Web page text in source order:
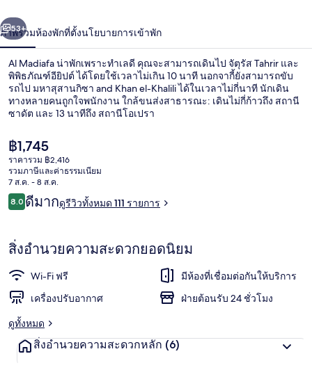
า
ถัดไป
53+
ภาพรวมห้องพักที่ตั้งนโยบายการเข้าพัก
Al Madiafa น่าพักเพราะทำเลดี คุณจะสามารถเดินไป จัตุรัส Tahrir และ
พิพิธภัณฑ์อียิปต์ ได้โดยใช้เวลาไม่เกิน 10 นาที นอกจากี้ยังสามารถขับ
รถไป มหาสุสานกิซา and Khan el-Khalili ได้ในเวลาไม่กี่นาที นักเดิน
ทางหลายคนถูกใจพนักงาน ใกล้ขนส่งสาธารณะ: เดินไม่กี่ก้าวถึง สถานี
ซาดัต และ 13 นาทีถึง สถานีโอเปรา
ราคา
ปัจจุบัน
฿1,745
฿1,745
ราคารวม ฿2,416
รวมภาษีและค่าธรรมเนียม
7 ส.ค. - 8 ส.ค.
รีวิว
8.08.0 จาก 10
ดีมากดูรีวิวทั้งหมด 111 รายการ
สิ่งอำนวยความสะดวกยอดนิยม
Wi-Fi ฟรี
มีห้องที่เชื่อมต่อกันให้บริการ
เครื่องปรับอากาศ
ฝ่ายต้อนรับ 24 ชั่วโมง
ดูทั้งหมด
สิ่งอำนวยความสะดวกหลัก (6)